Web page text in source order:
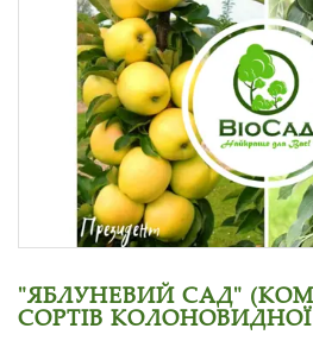
"ЯБЛУНЕВИЙ САД"
СОРТІВ КОЛОНОВИДНОЇ